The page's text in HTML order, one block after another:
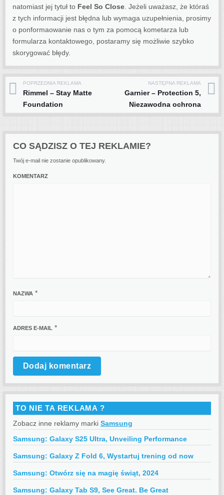
natomiast jej tytuł to Feel So Close . Jeżeli uważasz, że któraś
z tych informacji jest błędna lub wymaga uzupełnienia, prosimy
o ponformaowanie nas o tym za pomocą kometarza lub
formularza kontaktowego, postaramy się możliwie szybko
skorygować błędy.
Post navigation
POPRZEDNIA REKLAMA
Rimmel – Stay Matte
Foundation
NASTĘPNA REKLAMA
Garnier – Protection 5,
Niezawodna ochrona
CO SĄDZISZ O TEJ REKLAMIE?
Twój e-mail nie zostanie opublikowany.
KOMENTARZ
NAZWA *
ADRES E-MAIL *
TO NIE TA REKLAMA ?
Zobacz inne reklamy marki Samsung
Samsung: Galaxy S25 Ultra, Unveiling Performance
Samsung: Galaxy Z Fold 6, Wystartuj trening od now
Samsung: Otwórz się na magię świąt, 2024
Samsung: Galaxy Tab S9, See Great. Be Great